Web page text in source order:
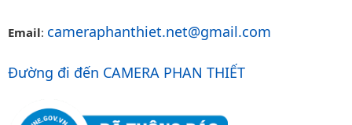
Email: cameraphanthiet.net@gmail.com
Đường đi đến CAMERA PHAN THIẾT